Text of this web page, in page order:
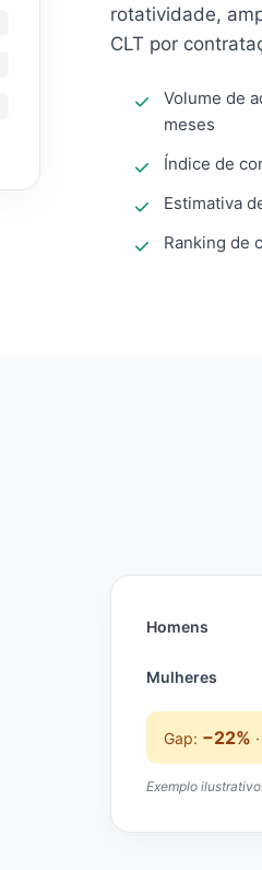
rotatividade,
CLT por
Volume de
meses
Índice de
Estimativa
Ranking de
Homens
Mulheres
Gap: −22%
Exemplo